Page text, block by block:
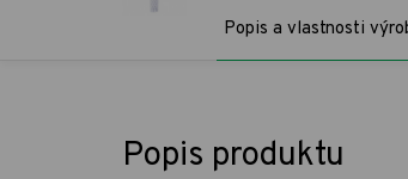
Popis a vlastnosti
Popis produktu